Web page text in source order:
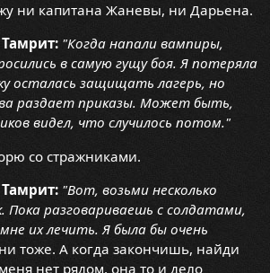
ни капитана Жаневы, ни Дарьена.
"Когда напали вампиры,
в самую гущу боя. Я потеряла
осталась защищать лагерь, но
раздает приказы. Может быть,
видел, что случилось потом."
со стражниками.
"Вот, возьми несколько
Пока разговариваешь с солдатами,
их лечить. Я была бы очень
тоже. А когда закончишь, найди
нет рядом, она то и дело